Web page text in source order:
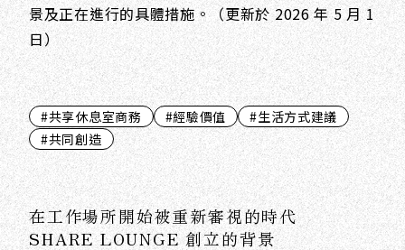
景及正在進行的具體措施。（更新於 2026 年 5 月 1
日）
#共享休息室商務 #經驗價值
#生活方式建議
#共同創造
在工作場所開始被重新審視的時代
SHARE LOUNGE 創立的背景